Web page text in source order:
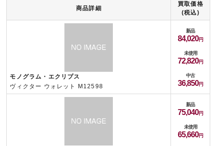
商品詳細
買取価格
(税込)
モノグラム・エクリプス
ヴィクター ウォレット M12598
新品
84,020
未使用
72,820
中古
36,850
新品
75,040
未使用
65,660